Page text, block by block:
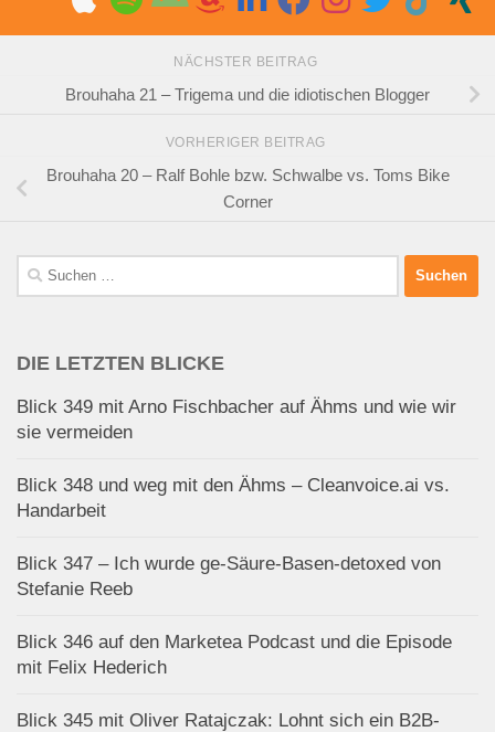
NÄCHSTER BEITRAG
Brouhaha 21 – Trigema und die idiotischen Blogger
VORHERIGER BEITRAG
Brouhaha 20 – Ralf Bohle bzw. Schwalbe vs. Toms Bike
Corner
Suchen
nach:
DIE LETZTEN BLICKE
Blick 349 mit Arno Fischbacher auf Ähms und wie wir
sie vermeiden
Blick 348 und weg mit den Ähms – Cleanvoice.ai vs.
Handarbeit
Blick 347 – Ich wurde ge-Säure-Basen-detoxed von
Stefanie Reeb
Blick 346 auf den Marketea Podcast und die Episode
mit Felix Hederich
Blick 345 mit Oliver Ratajczak: Lohnt sich ein B2B-